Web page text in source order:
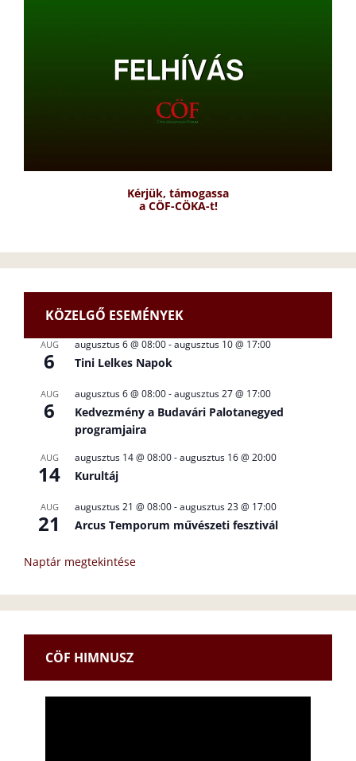
Kérjük, támogassa
a CÖF-CÖKA-t!
KÖZELGŐ ESEMÉNYEK
AUG
6
augusztus 6 @ 08:00-augusztus 10 @ 17:00
Tini Lelkes Napok
AUG
6
augusztus 6 @ 08:00-augusztus 27 @ 17:00
Kedvezmény a Budavári Palotanegyed
programjaira
AUG
14
augusztus 14 @ 08:00-augusztus 16 @ 20:00
Kurultáj
AUG
21
augusztus 21 @ 08:00-augusztus 23 @ 17:00
Arcus Temporum művészeti fesztivál
Naptár megtekintése
CÖF HIMNUSZ